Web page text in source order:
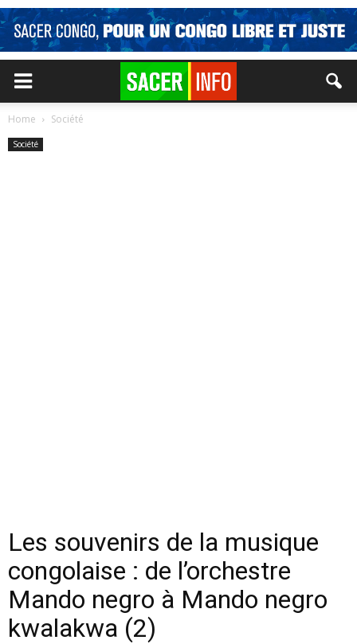
Home Société
Société
Les souvenirs de la musique
congolaise : de l’orchestre
Mando negro à Mando negro
kwalakwa (2)